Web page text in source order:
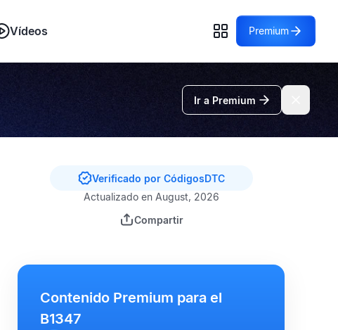
Vídeos Premium
Ir a Premium
Verificado por CódigosDTC
Actualizado en August, 2026
Compartir
Contenido Premium para el
B1347